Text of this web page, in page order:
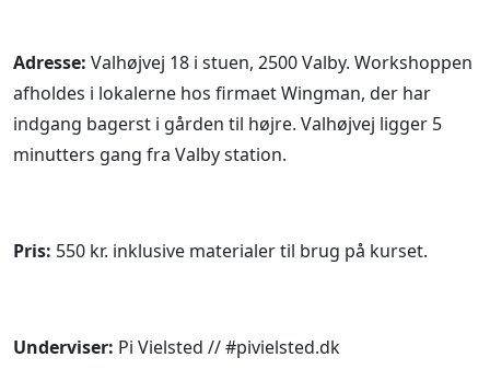
Adresse: Valhøjvej 18 i stuen, 2500 Valby. Workshoppen
afholdes i lokalerne hos firmaet Wingman, der har
indgang bagerst i gården til højre. Valhøjvej ligger 5
minutters gang fra Valby station.
Pris: 550 kr. inklusive materialer til brug på kurset.
Underviser: Pi Vielsted // #pivielsted.dk